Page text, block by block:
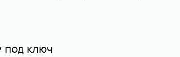
под ключ